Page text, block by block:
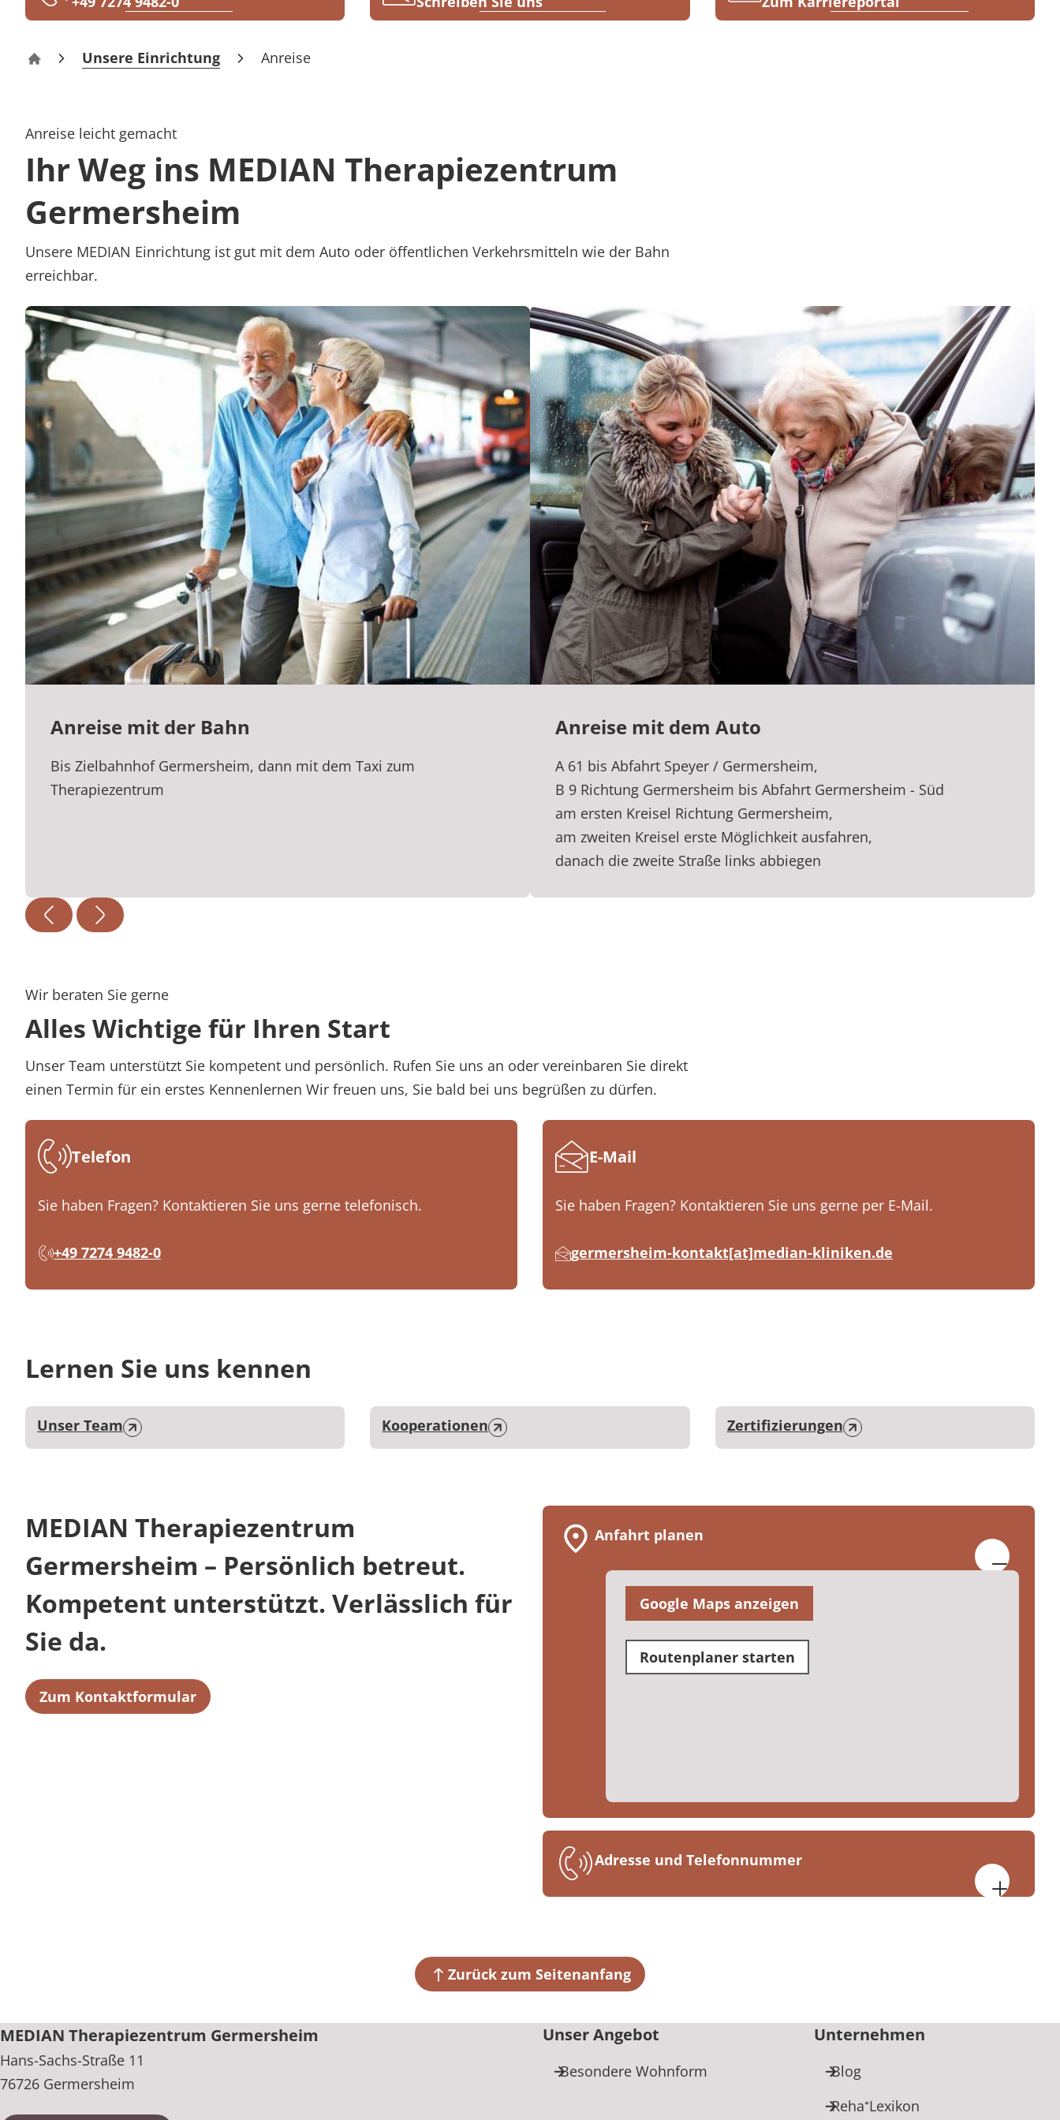
Rheumatologie
Therapiezentrum Germersheim
Unsere Einrichtung Anreise
Anreise leicht gemacht
Ihr Weg ins MEDIAN Therapiezentrum
Germersheim
Unsere MEDIAN Einrichtung ist gut mit dem Auto oder öffentlichen Verkehrsmitteln wie der Bahn
erreichbar.
Anreise mit der Bahn
Bis Zielbahnhof Germersheim, dann mit dem Taxi zum
Therapiezentrum
Anreise mit dem Auto
A 61 bis Abfahrt Speyer / Germersheim,
B 9 Richtung Germersheim bis Abfahrt Germersheim - Süd
am ersten Kreisel Richtung Germersheim,
am zweiten Kreisel erste Möglichkeit ausfahren,
danach die zweite Straße links abbiegen
Wir beraten Sie gerne
Alles Wichtige für Ihren Start
Unser Team unterstützt Sie kompetent und persönlich. Rufen Sie uns an oder vereinbaren Sie direkt
einen Termin für ein erstes Kennenlernen Wir freuen uns, Sie bald bei uns begrüßen zu dürfen.
Telefon
Sie haben Fragen? Kontaktieren Sie uns gerne telefonisch.
+49 7274 9482-0
E-Mail
Sie haben Fragen? Kontaktieren Sie uns gerne per E-Mail.
germersheim-kontakt[at]median-kliniken.de
Lernen Sie uns kennen
Unser Team Kooperationen Zertifizierungen
MEDIAN Therapiezentrum
Germersheim – Persönlich betreut.
Kompetent unterstützt. Verlässlich für
Sie da.
Zum Kontaktformular
Anfahrt planen
Google Maps anzeigen
Routenplaner starten
Adresse und Telefonnummer
76726 Germersheim
+49 7274 9482-0
Zurück zum Seitenanfang
MEDIAN Therapiezentrum Germersheim
Hans-Sachs-Straße 11
76726 Germersheim
Unser Angebot
Besondere Wohnform
Unternehmen
Blog
Reha⁺Lexikon